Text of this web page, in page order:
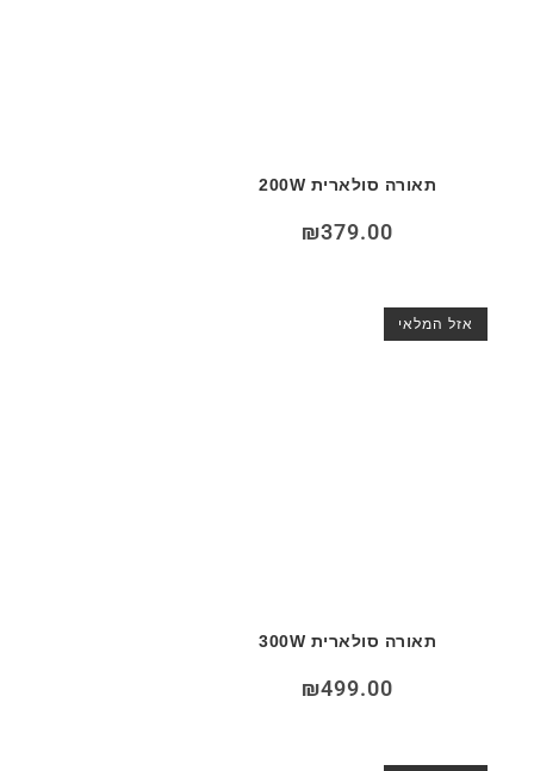
תאורה סולארית 200W
₪379.00
אזל המלאי
תאורה סולארית 300W
₪499.00